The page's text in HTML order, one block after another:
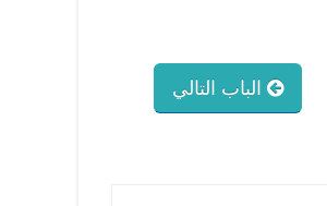
الباب التالي